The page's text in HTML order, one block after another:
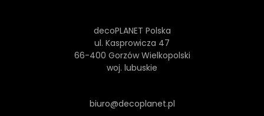
decoPLANET Polska
ul. Kasprowicza 47
66-400 Gorzów Wielkopolski
woj. lubuskie
biuro@decoplanet.pl